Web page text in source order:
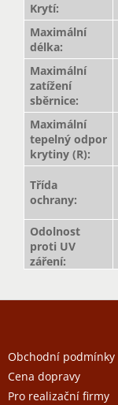
Krytí:
Maximální
délka:
Maximální
zatížení
sběrnice:
Maximální
tepelný odpor
krytiny (R):
Třída
ochrany:
Odolnost
proti UV
záření:
Z
aObchodní podmínky
Cena dopravy
Pro realizační firmy